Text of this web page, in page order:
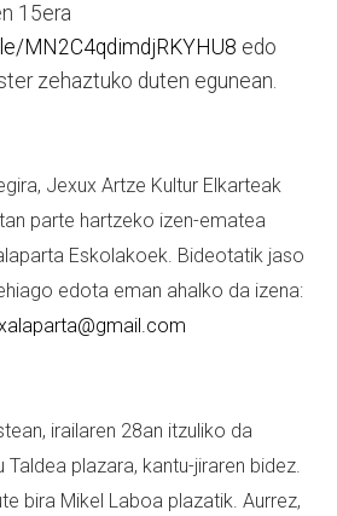
15era
MN2C4qdimdjRKYHU8 edo
zehaztuko duten egunean.
Jexux Artze Kultur Elkarteak
parte hartzeko izen-ematea
Eskolakoek. Bideotatik jaso
edota eman ahalko da izena:
irailaren 28an itzuliko da
Taldea plazara, kantu-jiraren bidez.
bira Mikel Laboa plazatik. Aurrez,